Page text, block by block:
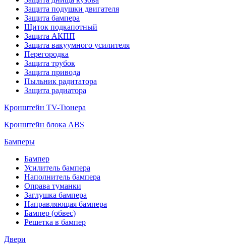
Защита подушки двигателя
Защита бампера
Щиток подкапотный
Защита АКПП
Защита вакуумного усилителя
Перегородка
Защита трубок
Защита привода
Пыльник радитатора
Защита радиатора
Кронштейн TV-Тюнера
Кронштейн блока ABS
Бамперы
Бампер
Усилитель бампера
Наполнитель бампера
Оправа туманки
Заглушка бампера
Направляющая бампера
Бампер (обвес)
Решетка в бампер
Двери